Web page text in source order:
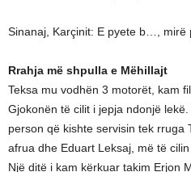
Sinanaj, Karçinit: E pyete b…, mirë
Rrahja më shpulla e Mëhillajt
Teksa mu vodhën 3 motorët, kam
Gjokonën të cilit i jepja ndonjë
person që kishte servisin tek rruga
afrua dhe Eduart Leksaj, më të
Një ditë i kam kërkuar takim Erjon